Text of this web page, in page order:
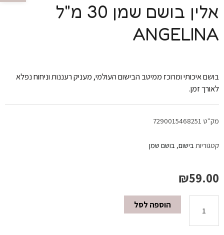
אלין בושם שמן 30 מ"ל
ANGELINA
בושם איכותי ומרוכז ממיטב הבישום העולמי, מעניק רעננות וניחוח נפלא
לאורך זמן.
מק"ט 7290015468251
קטגוריות בישום, בושם שמן
₪59.00
כמות הוספה לסל